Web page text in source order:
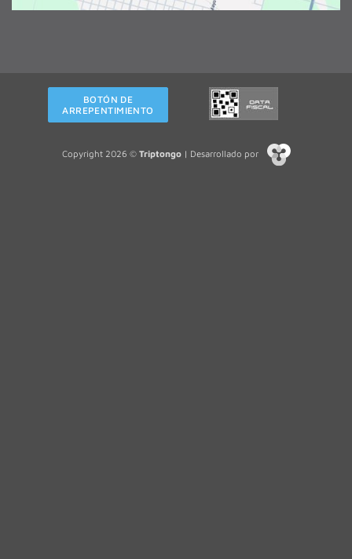
BOTÓN DE
ARREPENTIMIENTO
Copyright 2026 © Triptongo| Desarrollado por